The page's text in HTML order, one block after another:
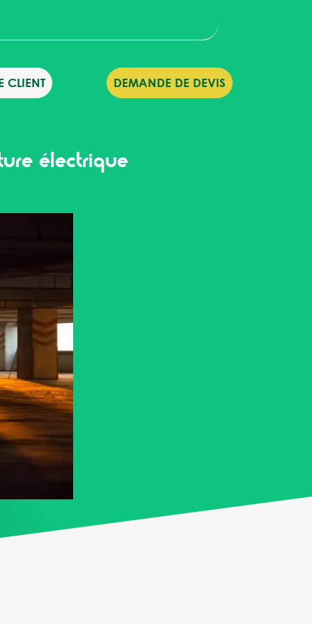
CLIENT DEMANDE DE DEVIS
électrique